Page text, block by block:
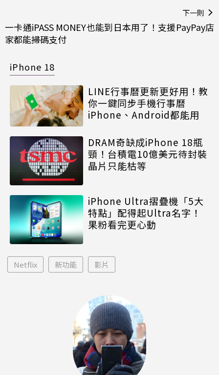
下一則
一卡通iPASS MONEY也能到日本用了！支援PayPay店
家都能掃碼支付
iPhone 18
LINE行事曆更新更好用！教
你一鍵同步手機行事曆
iPhone、Android都能用
DRAM奇缺成iPhone 18瓶
頸！台積電10億美元待封裝
晶片只能枯等
iPhone Ultra摺疊機「5大
特點」配得起Ultra名字！
果粉看完更心動
Netflix 新功能 影片